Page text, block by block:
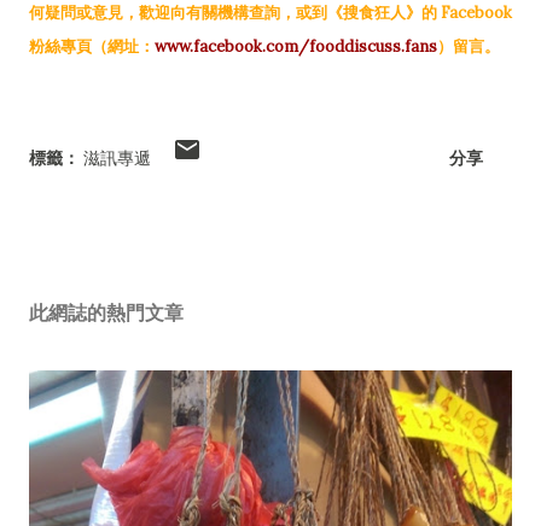
何疑問或意見，歡迎向有關機構查詢，或到《搜食狂人》的 Facebook
粉絲專頁（網址： www.facebook.com/fooddiscuss.fans）留言。
標籤： 滋訊專遞 分享
此網誌的熱門文章